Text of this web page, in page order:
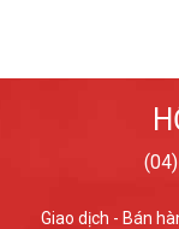
Kinh doanh - Bán